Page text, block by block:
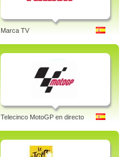
Marca TV
Telecinco MotoGP en directo